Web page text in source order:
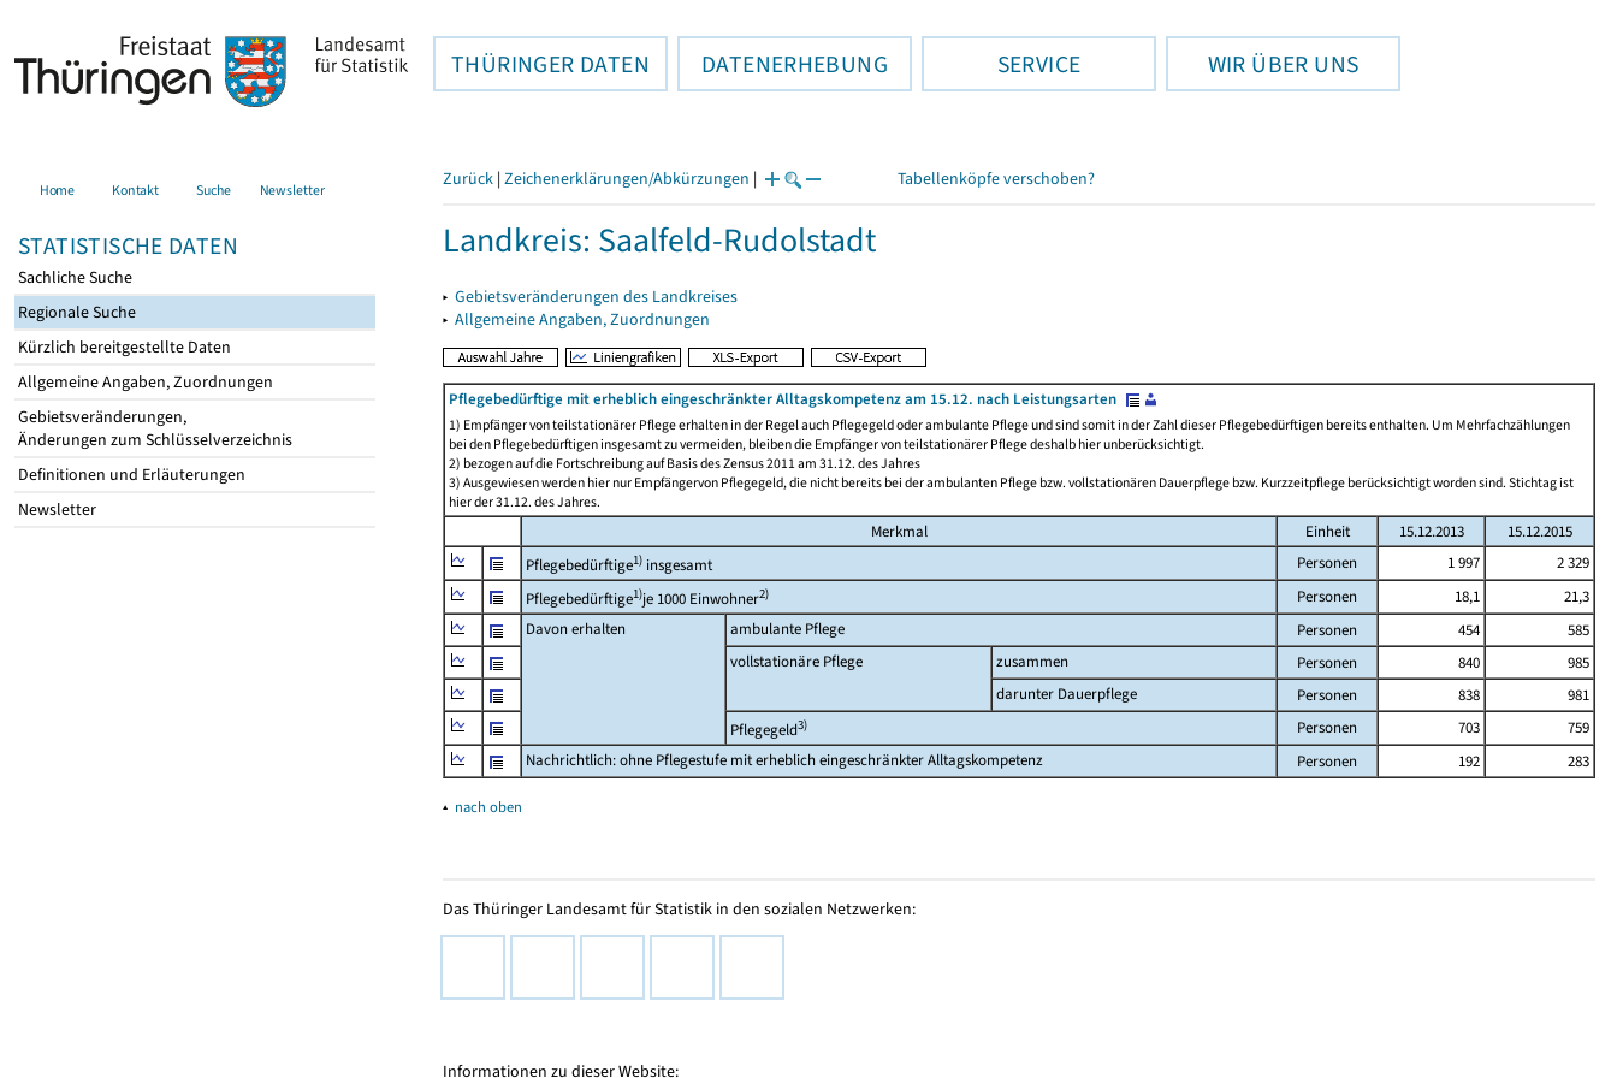
THÜRINGER DATEN DATENERHEBUNG SERVICE WIR ÜBER UNS
Home Kontakt Suche Newsletter
STATISTISCHE DATEN
Sachliche Suche
Regionale Suche
Kürzlich bereitgestellte Daten
Allgemeine Angaben, Zuordnungen
Gebietsveränderungen,
Änderungen zum Schlüsselverzeichnis
Definitionen und Erläuterungen
Newsletter
Zurück | Zeichenerklärungen/Abkürzungen | Tabellenköpfe verschoben?
Landkreis: Saalfeld-Rudolstadt
▸ Gebietsveränderungen des Landkreises
▸ Allgemeine Angaben, Zuordnungen
Pflegebedürftige mit erheblich eingeschränkter Alltagskompetenz am 15.12. nach Leistungsarten
1) Empfänger von teilstationärer Pflege erhalten in der Regel auch Pflegegeld oder ambulante Pflege und sind somit in der Zahl dieser Pflegebedürftigen bereits enthalten. Um Mehrfachzählungen
bei den Pflegebedürftigen insgesamt zu vermeiden, bleiben die Empfänger von teilstationärer Pflege deshalb hier unberücksichtigt.
2) bezogen auf die Fortschreibung auf Basis des Zensus 2011 am 31.12. des Jahres
3) Ausgewiesen werden hier nur Empfängervon Pflegegeld, die nicht bereits bei der ambulanten Pflege bzw. vollstationären Dauerpflege bzw. Kurzzeitpflege berücksichtigt worden sind. Stichtag ist
hier der 31.12. des Jahres.
Merkmal Einheit 15.12.2013
15.12.2015
Pflegebedürftige1) insgesamt Personen 1 997
2 329
Pflegebedürftige1)je 1000 Einwohner2) Personen 18,1
21,3
Davon erhalten
ambulante Pflege Personen 454
585
vollstationäre Pflege
zusammen Personen 840
985
darunter Dauerpflege
Personen 838
981
Pflegegeld3) Personen 703
759
Nachrichtlich: ohne Pflegestufe mit erheblich eingeschränkter Alltagskompetenz
Personen 192 283
▴ nach oben
Das Thüringer Landesamt für Statistik in den sozialen Netzwerken:
Informationen zu dieser Website: